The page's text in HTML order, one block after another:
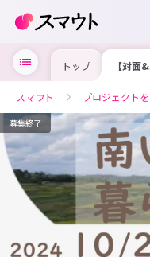
トップ 【対面
ン】南
回帰支
スマウト プロジェクト
募集終了